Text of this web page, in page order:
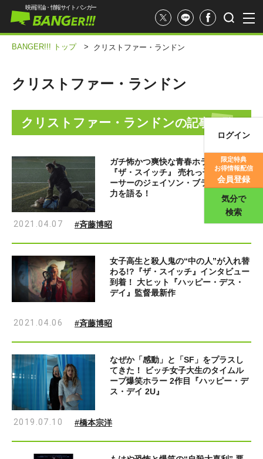
映画評価
映画評論・情報サイト バンガー
ログイン
限定特典
お得情報配信
会員登録
気分で
検索
BANGER!!! トップ > クリストファー・ランドン
クリストファー・ランドン
クリストファー・ランドンの記事一覧
ガチ怖かつ爽快な青春ホラーコメディ
『ザ・スイッチ』 売れっ子プロデュ
ーサーのジェイソン・ブラムがその魅
力を語る！
2021.04.07 #斉藤博昭
女子高生と殺人鬼の“中の人”が入れ替
わる!?『ザ・スイッチ』インタビュー
到着！ 大ヒット『ハッピー・デス・
デイ』監督最新作
2021.04.06 #斉藤博昭
なぜか「感動」と「SF」をプラスし
てきた！ ビッチ女子大生のタイムル
ープ爆笑ホラー 2作目『ハッピー・デ
ス・デイ 2U』
2019.07.10 #橋本宗洋